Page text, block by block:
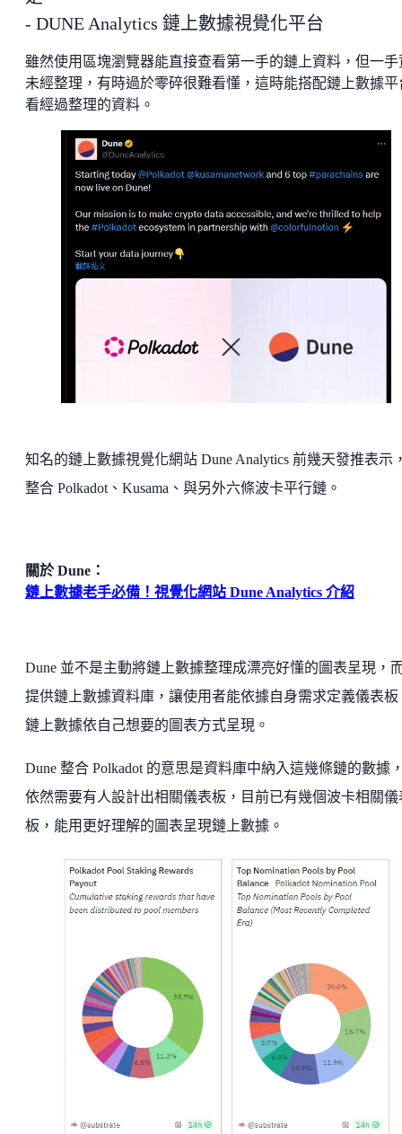
- DUNE Analytics 鏈上數據視覺化平台
雖然使用區塊瀏覽器能直接查看第一手的鏈上資料，但一手
未經整理，有時過於零碎很難看懂，這時能搭配鏈上數據平
看經過整理的資料。
知名的鏈上數據視覺化網站 Dune Analytics 前幾天發推表示
整合 Polkadot、Kusama、與另外六條波卡平行鏈。
關於 Dune：
鏈上數據老手必備！視覺化網站 Dune Analytics 介紹
Dune 並不是主動將鏈上數據整理成漂亮好懂的圖表呈現，
提供鏈上數據資料庫，讓使用者能依據自身需求定義儀表板
鏈上數據依自己想要的圖表方式呈現。
Dune 整合 Polkadot 的意思是資料庫中納入這幾條鏈的數據
依然需要有人設計出相關儀表板，目前已有幾個波卡相關儀
板，能用更好理解的圖表呈現鏈上數據。